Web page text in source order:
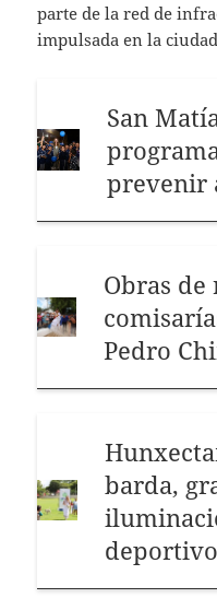
parte de la red de
impulsada en la
San
prevenir
Obras
Pedro
barda,
deportivo